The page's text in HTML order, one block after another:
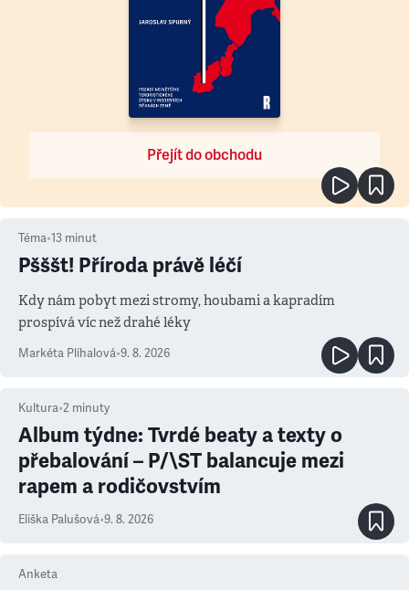
Přejít do obchodu
Téma•13 minut
Pšššt! Příroda právě léčí
Kdy nám pobyt mezi stromy, houbami a kapradím
prospívá víc než drahé léky
Markéta Plíhalová•9. 8. 2026
Kultura•2 minuty
Album týdne: Tvrdé beaty a texty o
přebalování – P/\ST balancuje mezi
rapem a rodičovstvím
Eliška Palušová•9. 8. 2026
Anketa